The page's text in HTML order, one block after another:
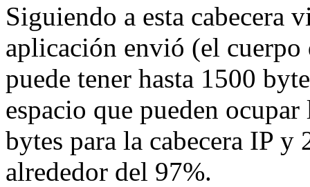
Siguiendo a esta cabecera
aplicación envió (el cuerpo
puede tener hasta 1500
espacio que pueden
bytes para la cabecera IP y
alrededor del 97%.